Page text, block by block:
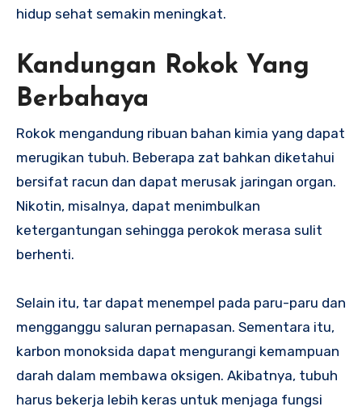
hidup sehat semakin meningkat.
Kandungan Rokok Yang
Berbahaya
Rokok mengandung ribuan bahan kimia yang dapat
merugikan tubuh. Beberapa zat bahkan diketahui
bersifat racun dan dapat merusak jaringan organ.
Nikotin, misalnya, dapat menimbulkan
ketergantungan sehingga perokok merasa sulit
berhenti.
Selain itu, tar dapat menempel pada paru-paru dan
mengganggu saluran pernapasan. Sementara itu,
karbon monoksida dapat mengurangi kemampuan
darah dalam membawa oksigen. Akibatnya, tubuh
harus bekerja lebih keras untuk menjaga fungsi